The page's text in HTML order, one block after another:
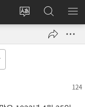
사이트
변경
로그인
(새로운
열기)
JW.ORG
검색
메